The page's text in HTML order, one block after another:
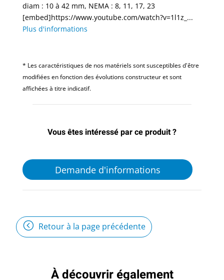
diam : 10 à 42 mm, NEMA : 8, 11, 17, 23
[embed]https://www.youtube.com/watch?v=1l1z_...
Plus d'informations
* Les caractéristiques de nos matériels sont susceptibles d'être
modifiées en fonction des évolutions constructeur et sont
affichées à titre indicatif.
Vous êtes intéressé par ce produit ?
Demande d'informations
Retour à la page précédente
À découvrir également